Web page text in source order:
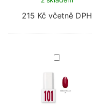
215 Kč včetně DPH
Moulin
rouge101
JZ
Nails
Group